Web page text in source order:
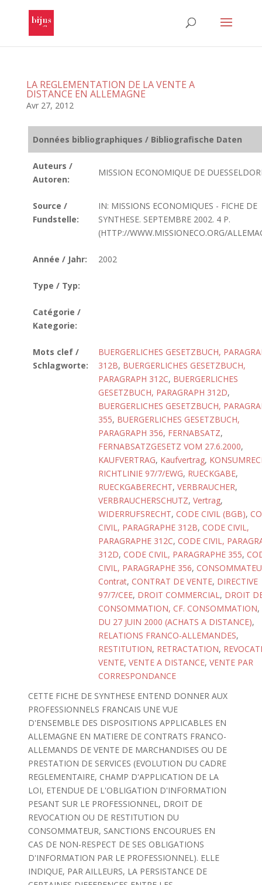
LA REGLEMENTATION DE LA VENTE A
DISTANCE EN ALLEMAGNE
Avr 27, 2012
Données bibliographiques / Bibliografische Daten
Auteurs /
Autoren:
MISSION ECONOMIQUE DE
Source /
Fundstelle:
IN: MISSIONS ECONOMIQUES - FICHE DE
SYNTHESE. SEPTEMBRE 2002. 4 P.
(HTTP://WWW.MISSIONECO.ORG/
Année / Jahr: 2002
Type / Typ:
Catégorie /
Kategorie:
Mots clef /
Schlagworte:
BUERGERLICHES GESETZBUCH,
312B, BUERGERLICHES GESETZBUCH,
PARAGRAPH 312C, BUERGERLICHES
GESETZBUCH, PARAGRAPH 312D,
BUERGERLICHES GESETZBUCH,
355, BUERGERLICHES GESETZBUCH,
PARAGRAPH 356, FERNABSATZ,
FERNABSATZGESETZ VOM 27.6.2000,
KAUFVERTRAG, Kaufvertrag,
RICHTLINIE 97/7/EWG, RUECKGABE,
RUECKGABERECHT, VERBRAUCHER,
VERBRAUCHERSCHUTZ, Vertrag,
WIDERRUFSRECHT, CODE CIVIL (BGB),
CIVIL, PARAGRAPHE 312B, CODE CIVIL,
PARAGRAPHE 312C, CODE CIVIL,
312D, CODE CIVIL, PARAGRAPHE 355,
CIVIL, PARAGRAPHE 356,
Contrat, CONTRAT DE VENTE, DIRECTIVE
97/7/CEE, DROIT COMMERCIAL, DROIT
CONSOMMATION, CF. CONSOMMATION,
DU 27 JUIN 2000 (ACHATS A DISTANCE),
RELATIONS FRANCO-ALLEMANDES,
RESTITUTION, RETRACTATION,
VENTE, VENTE A DISTANCE, VENTE PAR
CORRESPONDANCE
CETTE FICHE DE SYNTHESE ENTEND DONNER AUX
PROFESSIONNELS FRANCAIS UNE VUE
D'ENSEMBLE DES DISPOSITIONS APPLICABLES EN
ALLEMAGNE EN MATIERE DE CONTRATS FRANCO-
ALLEMANDS DE VENTE DE MARCHANDISES OU DE
PRESTATION DE SERVICES (EVOLUTION DU CADRE
REGLEMENTAIRE, CHAMP D'APPLICATION DE LA
LOI, ETENDUE DE L'OBLIGATION D'INFORMATION
PESANT SUR LE PROFESSIONNEL, DROIT DE
REVOCATION OU DE RESTITUTION DU
CONSOMMATEUR, SANCTIONS ENCOURUES EN
CAS DE NON-RESPECT DE SES OBLIGATIONS
D'INFORMATION PAR LE PROFESSIONNEL). ELLE
INDIQUE, PAR AILLEURS, LA PERSISTANCE DE